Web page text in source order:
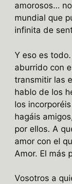
amorosos…
mundial que
infinita de
Y eso es
aburrido con
transmitir las
hablo de los
los
hagáis
por ellos. A
amor con el
Amor. El más
Vosotros a